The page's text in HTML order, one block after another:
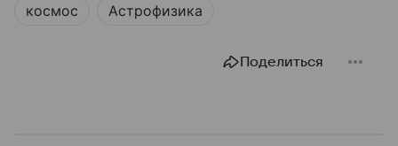
космос Астрофизика
Поделиться